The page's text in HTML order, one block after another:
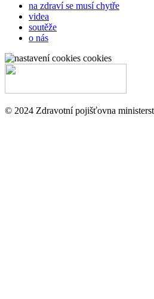
na zdraví se musí chytře
videa
soutěže
o nás
cookies
© 2024 Zdravotní pojišťovna